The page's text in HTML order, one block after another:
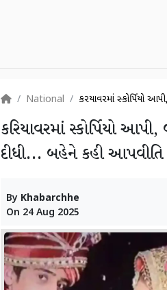
National કરિયાવરમાં સ્કોર્પિયો
કરિયાવરમાં સ્કોર્પિયો
દીધી... બહેને કહી આપવીતિ
By Khabarchhe
On 24 Aug 2025